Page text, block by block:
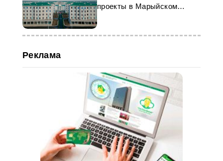
проекты в Марыйском
велаяте
Реклама